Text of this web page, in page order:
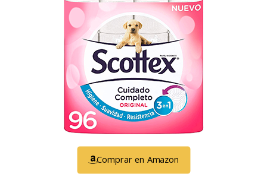
Comprar en Amazon